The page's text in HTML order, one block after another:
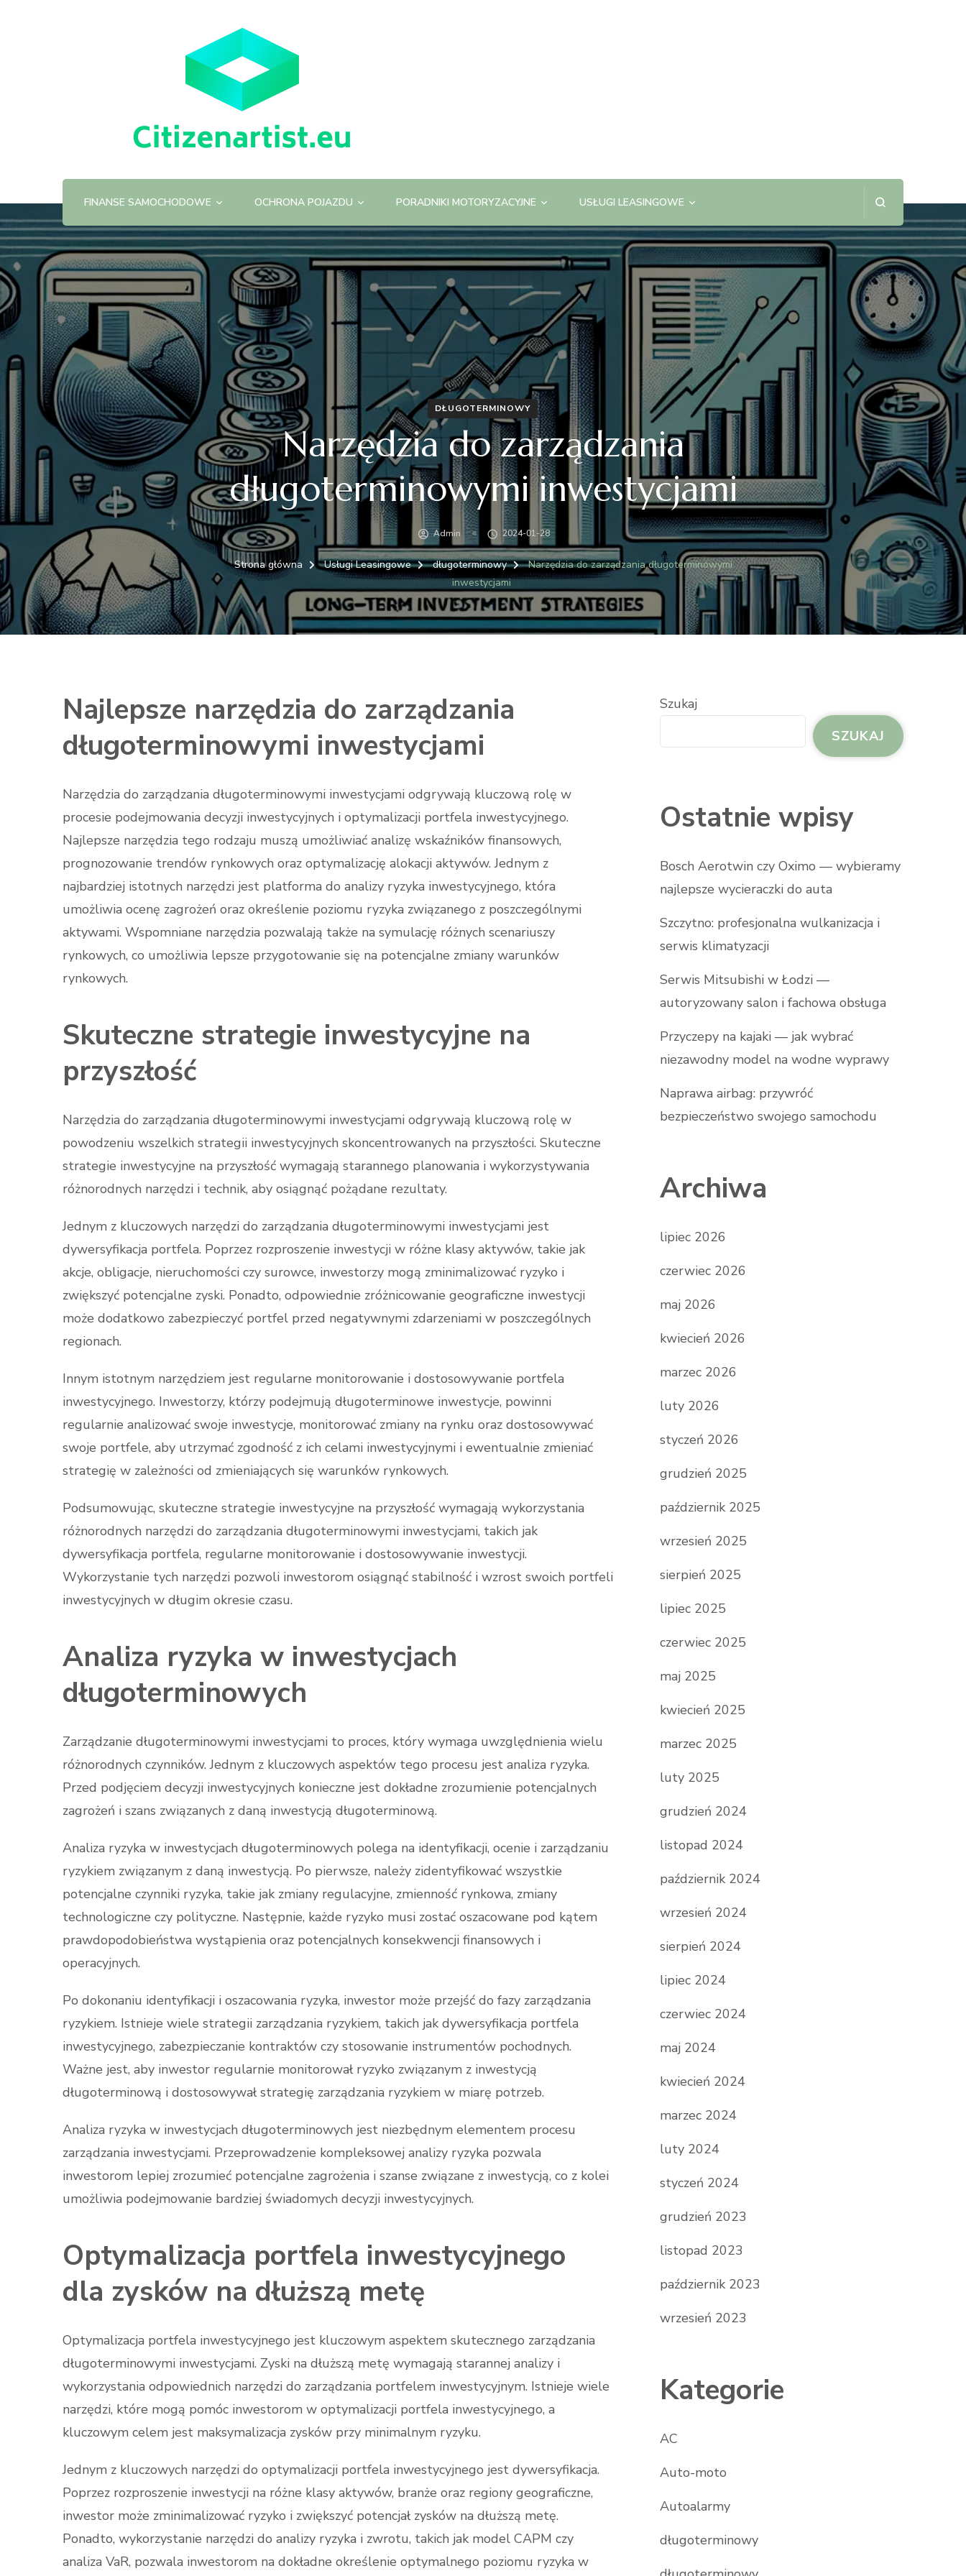
FINANSE SAMOCHODOWE OCHRONA POJAZDU PORADNIKI MOTORYZACYJNE USŁUGI LEASINGOWE
DŁUGOTERMINOWY
Narzędzia do zarządzania
długoterminowymi inwestycjami
Admin 2024-01-28
Strona główna Usługi Leasingowe długoterminowy
Narzędzia do zarządzania długoterminowymi
inwestycjami
Najlepsze narzędzia do zarządzania
długoterminowymi inwestycjami
Narzędzia do zarządzania długoterminowymi inwestycjami odgrywają kluczową rolę w
procesie podejmowania decyzji inwestycyjnych i optymalizacji portfela inwestycyjnego.
Najlepsze narzędzia tego rodzaju muszą umożliwiać analizę wskaźników finansowych,
prognozowanie trendów rynkowych oraz optymalizację alokacji aktywów. Jednym z
najbardziej istotnych narzędzi jest platforma do analizy ryzyka inwestycyjnego, która
umożliwia ocenę zagrożeń oraz określenie poziomu ryzyka związanego z poszczególnymi
aktywami. Wspomniane narzędzia pozwalają także na symulację różnych scenariuszy
rynkowych, co umożliwia lepsze przygotowanie się na potencjalne zmiany warunków
rynkowych.
Skuteczne strategie inwestycyjne na
przyszłość
Narzędzia do zarządzania długoterminowymi inwestycjami odgrywają kluczową rolę w
powodzeniu wszelkich strategii inwestycyjnych skoncentrowanych na przyszłości. Skuteczne
strategie inwestycyjne na przyszłość wymagają starannego planowania i wykorzystywania
różnorodnych narzędzi i technik, aby osiągnąć pożądane rezultaty.
Jednym z kluczowych narzędzi do zarządzania długoterminowymi inwestycjami jest
dywersyfikacja portfela. Poprzez rozproszenie inwestycji w różne klasy aktywów, takie jak
akcje, obligacje, nieruchomości czy surowce, inwestorzy mogą zminimalizować ryzyko i
zwiększyć potencjalne zyski. Ponadto, odpowiednie zróżnicowanie geograficzne inwestycji
może dodatkowo zabezpieczyć portfel przed negatywnymi zdarzeniami w poszczególnych
regionach.
Innym istotnym narzędziem jest regularne monitorowanie i dostosowywanie portfela
inwestycyjnego. Inwestorzy, którzy podejmują długoterminowe inwestycje, powinni
regularnie analizować swoje inwestycje, monitorować zmiany na rynku oraz dostosowywać
swoje portfele, aby utrzymać zgodność z ich celami inwestycyjnymi i ewentualnie zmieniać
strategię w zależności od zmieniających się warunków rynkowych.
Podsumowując, skuteczne strategie inwestycyjne na przyszłość wymagają wykorzystania
różnorodnych narzędzi do zarządzania długoterminowymi inwestycjami, takich jak
dywersyfikacja portfela, regularne monitorowanie i dostosowywanie inwestycji.
Wykorzystanie tych narzędzi pozwoli inwestorom osiągnąć stabilność i wzrost swoich portfeli
inwestycyjnych w długim okresie czasu.
Analiza ryzyka w inwestycjach
długoterminowych
Zarządzanie długoterminowymi inwestycjami to proces, który wymaga uwzględnienia wielu
różnorodnych czynników. Jednym z kluczowych aspektów tego procesu jest analiza ryzyka.
Przed podjęciem decyzji inwestycyjnych konieczne jest dokładne zrozumienie potencjalnych
zagrożeń i szans związanych z daną inwestycją długoterminową.
Analiza ryzyka w inwestycjach długoterminowych polega na identyfikacji, ocenie i zarządzaniu
ryzykiem związanym z daną inwestycją. Po pierwsze, należy zidentyfikować wszystkie
potencjalne czynniki ryzyka, takie jak zmiany regulacyjne, zmienność rynkowa, zmiany
technologiczne czy polityczne. Następnie, każde ryzyko musi zostać oszacowane pod kątem
prawdopodobieństwa wystąpienia oraz potencjalnych konsekwencji finansowych i
operacyjnych.
Po dokonaniu identyfikacji i oszacowania ryzyka, inwestor może przejść do fazy zarządzania
ryzykiem. Istnieje wiele strategii zarządzania ryzykiem, takich jak dywersyfikacja portfela
inwestycyjnego, zabezpieczanie kontraktów czy stosowanie instrumentów pochodnych.
Ważne jest, aby inwestor regularnie monitorował ryzyko związanym z inwestycją
długoterminową i dostosowywał strategię zarządzania ryzykiem w miarę potrzeb.
Analiza ryzyka w inwestycjach długoterminowych jest niezbędnym elementem procesu
zarządzania inwestycjami. Przeprowadzenie kompleksowej analizy ryzyka pozwala
inwestorom lepiej zrozumieć potencjalne zagrożenia i szanse związane z inwestycją, co z kolei
umożliwia podejmowanie bardziej świadomych decyzji inwestycyjnych.
Optymalizacja portfela inwestycyjnego
dla zysków na dłuższą metę
Optymalizacja portfela inwestycyjnego jest kluczowym aspektem skutecznego zarządzania
długoterminowymi inwestycjami. Zyski na dłuższą metę wymagają starannej analizy i
wykorzystania odpowiednich narzędzi do zarządzania portfelem inwestycyjnym. Istnieje wiele
narzędzi, które mogą pomóc inwestorom w optymalizacji portfela inwestycyjnego, a
kluczowym celem jest maksymalizacja zysków przy minimalnym ryzyku.
Jednym z kluczowych narzędzi do optymalizacji portfela inwestycyjnego jest dywersyfikacja.
Poprzez rozproszenie inwestycji na różne klasy aktywów, branże oraz regiony geograficzne,
inwestor może zminimalizować ryzyko i zwiększyć potencjał zysków na dłuższą metę.
Ponadto, wykorzystanie narzędzi do analizy ryzyka i zwrotu, takich jak model CAPM czy
analiza VaR, pozwala inwestorom na dokładne określenie optymalnego poziomu ryzyka w
Szukaj
SZUKAJ
Ostatnie wpisy
Bosch Aerotwin czy Oximo — wybieramy
najlepsze wycieraczki do auta
Szczytno: profesjonalna wulkanizacja i
serwis klimatyzacji
Serwis Mitsubishi w Łodzi —
autoryzowany salon i fachowa obsługa
Przyczepy na kajaki — jak wybrać
niezawodny model na wodne wyprawy
Naprawa airbag: przywróć
bezpieczeństwo swojego samochodu
Archiwa
lipiec 2026
czerwiec 2026
maj 2026
kwiecień 2026
marzec 2026
luty 2026
styczeń 2026
grudzień 2025
październik 2025
wrzesień 2025
sierpień 2025
lipiec 2025
czerwiec 2025
maj 2025
kwiecień 2025
marzec 2025
luty 2025
grudzień 2024
listopad 2024
październik 2024
wrzesień 2024
sierpień 2024
lipiec 2024
czerwiec 2024
maj 2024
kwiecień 2024
marzec 2024
luty 2024
styczeń 2024
grudzień 2023
listopad 2023
październik 2023
wrzesień 2023
Kategorie
AC
Auto-moto
Autoalarmy
długoterminowy